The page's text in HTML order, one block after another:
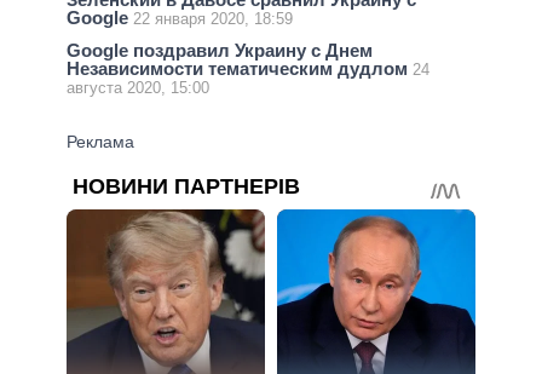
Google 22 января 2020, 18:59
Google поздравил Украину с Днем
Независимости тематическим дудлом 24
августа 2020, 15:00